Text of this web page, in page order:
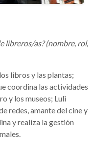
libreros/as? (nombre, rol,
libros y las plantas;
coordina las actividades
y los museos; Luli
redes, amante del cine y
y realiza la gestión